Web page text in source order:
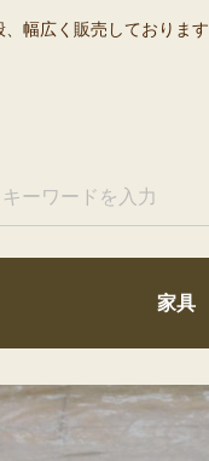
幅広く販売しております
家具